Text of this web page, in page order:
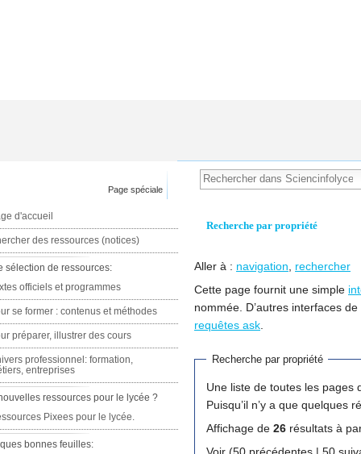
Recherche par propriété
Aller à : navigation
rechercher
Cette page fournit une simple
nommée. D’autres interfaces
requêtes ask
Recherche par propriété
Une liste de toutes les pages
Puisqu’il n’y a que quelques
Affichage de 26 résultats à
Page spéciale
d'accueil
des ressources (notices)
sélection de ressources:
officiels et programmes
se former : contenus et méthodes
préparer, illustrer des cours
professionnel: formation,
entreprises
ressources pour le lycée ?
Pixees pour le lycée.
bonnes feuilles: